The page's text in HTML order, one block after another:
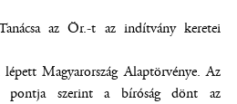
az Ör.-t az indítvány keretei
Magyarország Alaptörvénye. Az
szerint a bíróság dönt az